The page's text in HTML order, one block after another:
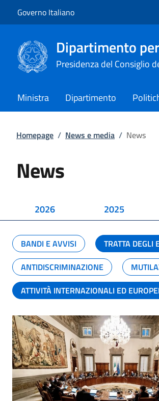
Governo Italiano
Dipartimento
Presidenza del Consiglio
Ministra Dipartimento
Homepage / News e media / News
News
2026 2025
BANDI E AVVISI TRATTA DEGLI
ANTIDISCRIMINAZIONE
ATTIVITÀ INTERNAZIONALI ED